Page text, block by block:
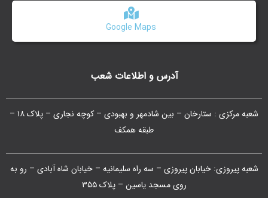
آدرس و اطلاعات شعب
شعبه مرکزی : ستارخان – بین شادمهر و بهبودی – کوچه نجاری – پلاک ۱۸ –
طبقه همکف
شعبه پیروزی: خیابان پیروزی – سه راه سلیمانیه – خیابان شاه آبادی – رو به
روی مسجد یاسین – پلاک ۳۵۵
Google Maps